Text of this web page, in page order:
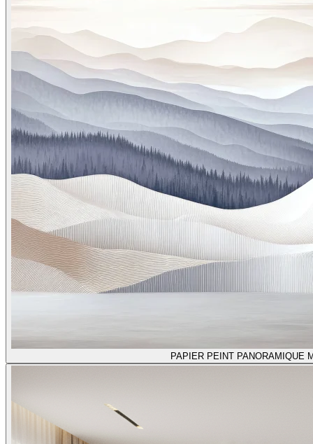
PAPIER PEINT PANORAMIQUE